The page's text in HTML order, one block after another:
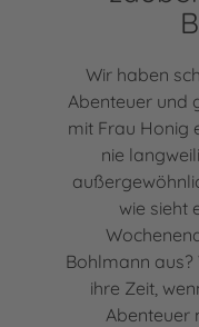
Wir haben
Abenteuer und
mit Frau Honig
nie
wie sieht
Bohlmann
ihre Zeit,
Abenteuer